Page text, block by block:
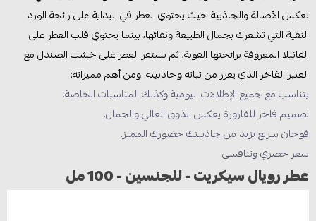
تعكس الأصالة والجاذبية حيث يحتوي العطر في البداية على رائحة الورد
النقية التي تشعرك بجمال الطبيعة ونقائها، بينما يحتوي قلب العطر على
الفانيلا المعروفة برائحتها القوية، ثم يستقر العطر على خشب الصندل مع
العنبر الفاخر الذي يعزز من ثباته وجاذبيته. ومن أهم مميزاته:
يتناسب مع جميع الإطلالات اليومية وكذلك المناسبات الخاصة.
تصميم فاخر للقارورة يعكس الذوق العالي والجمال.
فوحان سريع يزيد من جاذبيتك حضورك المميز.
سعر حصري وتنافسي.
عطر رويال سيكريت - للجنسين - 100 مل